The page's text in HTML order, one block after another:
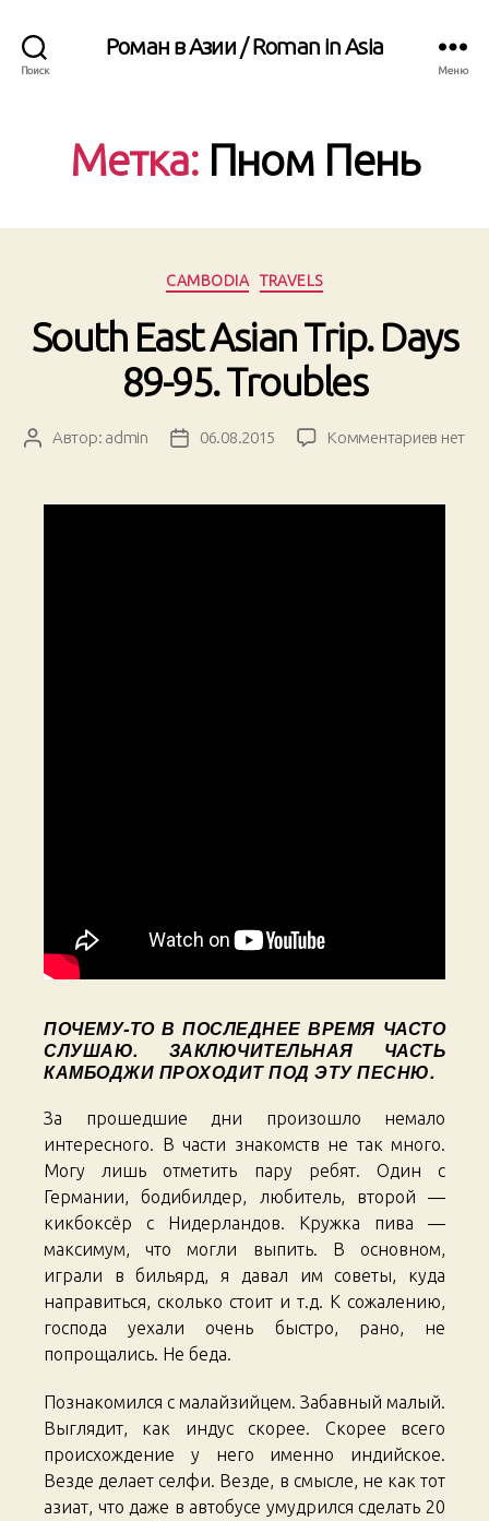
Поиск
Роман в Азии / Roman in Asia
Меню
Метка: Пном Пень
Рубрики
CAMBODIA TRAVELS
South East Asian Trip. Days
89-95. Troubles
АвторАвтор: admin
Дата06.08.2015 Комментариев к
East
нет
ПОЧЕМУ-ТО В ПОСЛЕДНЕЕ ВРЕМЯ ЧАСТО
СЛУШАЮ. ЗАКЛЮЧИТЕЛЬНАЯ ЧАСТЬ
КАМБОДЖИ ПРОХОДИТ ПОД ЭТУ ПЕСНЮ.
За прошедшие дни произошло немало
интересного. В части знакомств не так много.
Могу лишь отметить пару ребят. Один с
Германии, бодибилдер, любитель, второй —
кикбоксёр с Нидерландов. Кружка пива —
максимум, что могли выпить. В основном,
играли в бильярд, я давал им советы, куда
направиться, сколько стоит и т.д. К сожалению,
господа уехали очень быстро, рано, не
попрощались. Не беда.
Познакомился с малайзийцем. Забавный малый.
Выглядит, как индус скорее. Скорее всего
происхождение у него именно индийское.
Везде делает селфи. Везде, в смысле, не как тот
азиат, что даже в автобусе умудрился сделать 20